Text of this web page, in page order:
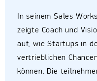
In seinem Sales
zeigte Coach und
auf, wie Startups in
vertrieblichen
können. Die